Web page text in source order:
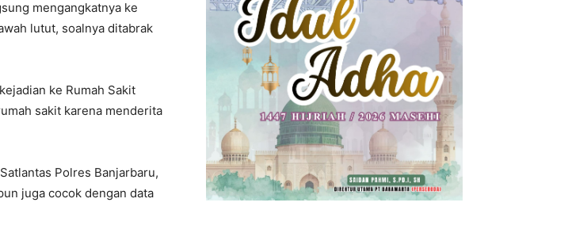
mengangkatnya ke
lutut, soalnya ditabrak
ke Rumah Sakit
sakit karena menderita
Polres Banjarbaru,
juga cocok dengan data